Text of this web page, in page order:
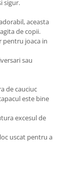
sigur.
aceasta
de copii.
pentru joaca in
sau
de cauciuc
este bine
excesul de
uscat pentru a